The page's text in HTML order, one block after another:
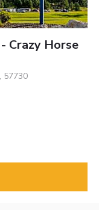
Crazy Horse
57730